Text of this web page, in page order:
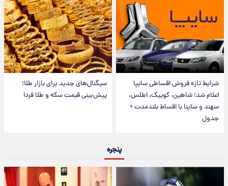
شرایط تازه فروش اقساطی سایپا
اعلام شد؛ شاهین، کوییک، اطلس،
سهند و ساینا با اقساط بلندمدت +
جدول
سیگنال‌های جدید برای بازار طلا؛
پیش‌بینی قیمت سکه و طلا فردا
پنجره